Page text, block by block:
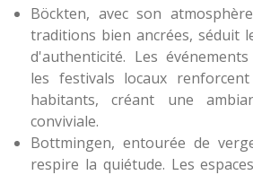
Böckten, avec son
traditions bien ancrées, séduit
d'authenticité. Les
les festivals locaux
habitants, créant une
conviviale.
Bottmingen, entourée de
respire la quiétude. Les